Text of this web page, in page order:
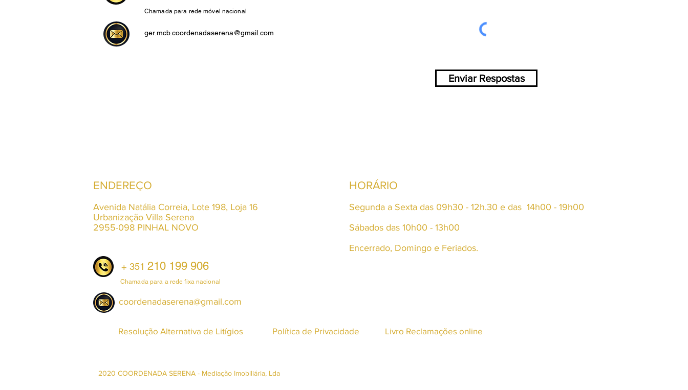
Chamada para rede móvel nacional
ger.mcb.coordenadaserena@gmail.com
Enviar Respostas
ENDEREÇO
Avenida Natália Correia, Lote 198, Loja 16
Urbanização Villa Serena
2955-098 PINHAL NOVO
+ 351 210 199 906
HORÁRIO
Segunda a Sexta das 09h30 - 12h.30 e das 14h00 - 19h00
Sábados das 10h00 - 13h00
Encerrado, Domingo e Feriados.
Chamada para a rede fixa nacional
coordenadaserena@gmail.com
Resolução Alternativa de Litígios Política de Privacidade Livro Reclamações online
2020 COORDENADA SERENA - Mediação Imobiliária, Lda